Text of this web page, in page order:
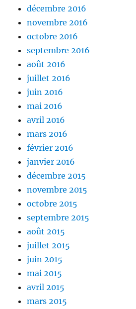
décembre 2016
novembre 2016
octobre 2016
septembre 2016
août 2016
juillet 2016
juin 2016
mai 2016
avril 2016
mars 2016
février 2016
janvier 2016
décembre 2015
novembre 2015
octobre 2015
septembre 2015
août 2015
juillet 2015
juin 2015
mai 2015
avril 2015
mars 2015